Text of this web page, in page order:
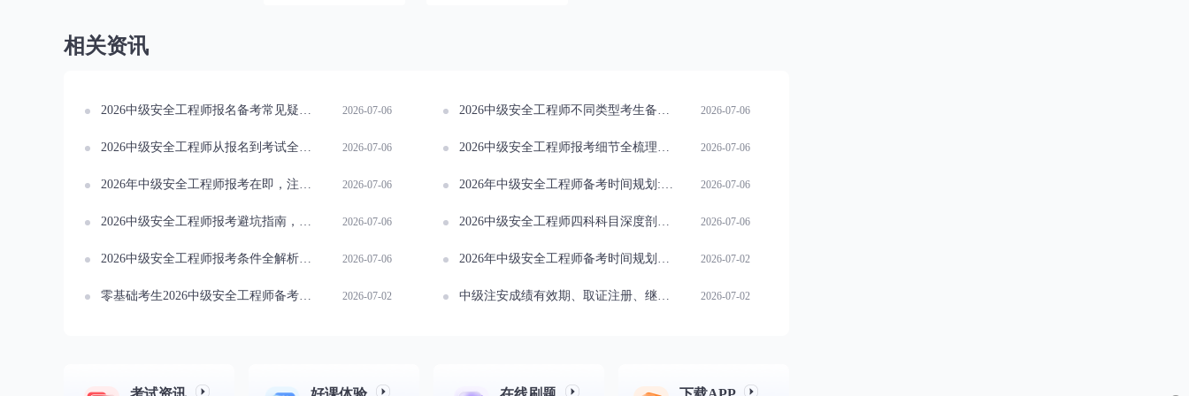
相关资讯
2026中级安全工程师报名备考常见疑问解答，扫清备考报考盲区 2026-07-06 2026中级安全工程师不同类型考生备考方案梳理 2026-07-06
2026中级安全工程师从报名到考试全周期时间规划 2026-07-06 2026中级安全工程师报考细节全梳理，新手报考零困惑 2026-07-06
2026年中级安全工程师报考在即，注意事项细节梳理 2026-07-06 2026年中级安全工程师备考时间规划:各机端要点剖析 2026-07-06
2026中级安全工程师报考避坑指南，10大高频失误提前规避 2026-07-06 2026中级安全工程师四科科目深度剖析，适配不同考生备考 2026-07-06
2026中级安全工程师报考条件全解析，学历工龄对照自查 2026-07-06 2026年中级安全工程师备考时间规划：全周期分配速看 2026-07-02
零基础考生2026中级安全工程师备考规划指南来啦！ 2026-07-02 中级注安成绩有效期、取证注册、继续教育完整规则 2026-07-02